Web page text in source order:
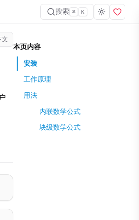
搜索 ⌘ K
文
本页内容
安装
工作原理
用法
内联数学公式
块级数学公式